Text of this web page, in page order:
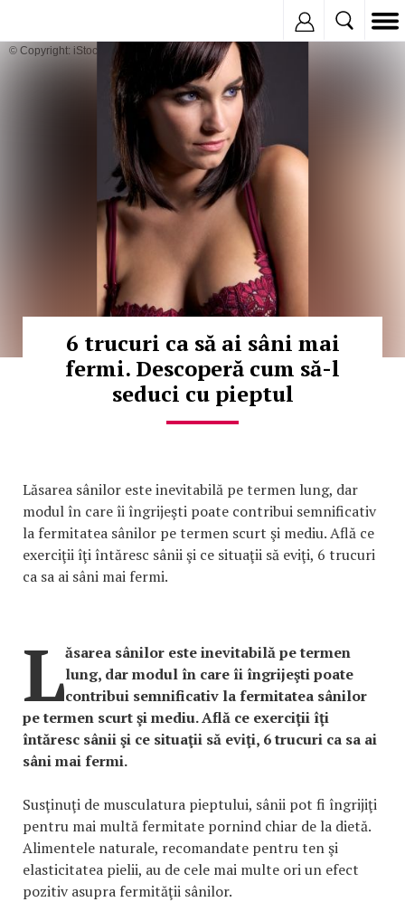
© Copyright: iStockphoto
6 trucuri ca să ai sâni mai
fermi. Descoperă cum să-l
seduci cu pieptul
Lăsarea sânilor este inevitabilă pe termen lung, dar
modul în care îi îngrijeşti poate contribui semnificativ
la fermitatea sânilor pe termen scurt şi mediu. Află ce
exerciţii îţi întăresc sânii şi ce situaţii să eviţi, 6 trucuri
ca sa ai sâni mai fermi.
Lăsarea sânilor este inevitabilă pe termen
lung, dar modul în care îi îngrijeşti poate
contribui semnificativ la fermitatea sânilor
pe termen scurt şi mediu. Află ce exerciţii îţi
întăresc sânii şi ce situaţii să eviţi, 6 trucuri ca sa ai
sâni mai fermi.
Susţinuţi de musculatura pieptului, sânii pot fi îngrijiţi
pentru mai multă fermitate pornind chiar de la dietă.
Alimentele naturale, recomandate pentru ten şi
elasticitatea pielii, au de cele mai multe ori un efect
pozitiv asupra fermităţii sânilor.